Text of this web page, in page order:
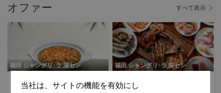
オファー すべて表示
福田 シャングリ･ラ 深セン
福田 シャングリ･ラ 深セン
当社は、サイトの機能を有効にし